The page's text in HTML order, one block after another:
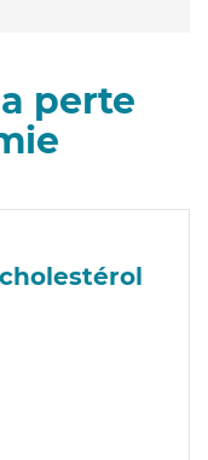
perte